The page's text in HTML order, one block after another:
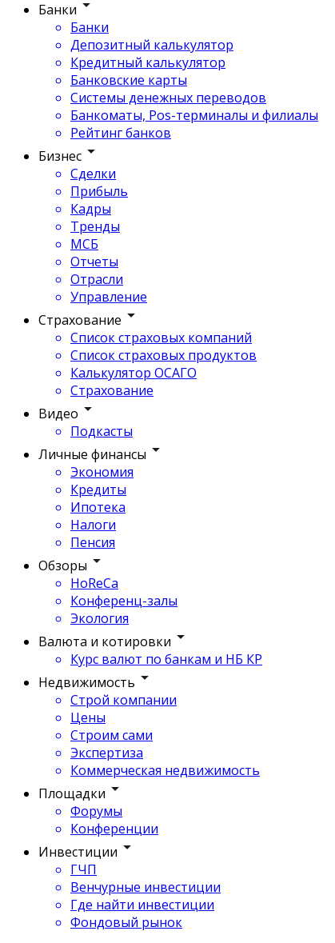
Банки
Банки
Депозитный калькулятор
Кредитный калькулятор
Банковские карты
Системы денежных переводов
Банкоматы, Pos-терминалы и филиалы
Рейтинг банков
Бизнес
Сделки
Прибыль
Кадры
Тренды
МСБ
Отчеты
Отрасли
Управление
Страхование
Список страховых компаний
Список страховых продуктов
Калькулятор ОСАГО
Страхование
Видео
Подкасты
Личные финансы
Экономия
Кредиты
Ипотека
Налоги
Пенсия
Обзоры
HoReCa
Конференц-залы
Экология
Валюта и котировки
Курс валют по банкам и НБ КР
Недвижимость
Строй компании
Цены
Строим сами
Экспертиза
Коммерческая недвижимость
Площадки
Форумы
Конференции
Инвестиции
ГЧП
Венчурные инвестиции
Где найти инвестиции
Фондовый рынок